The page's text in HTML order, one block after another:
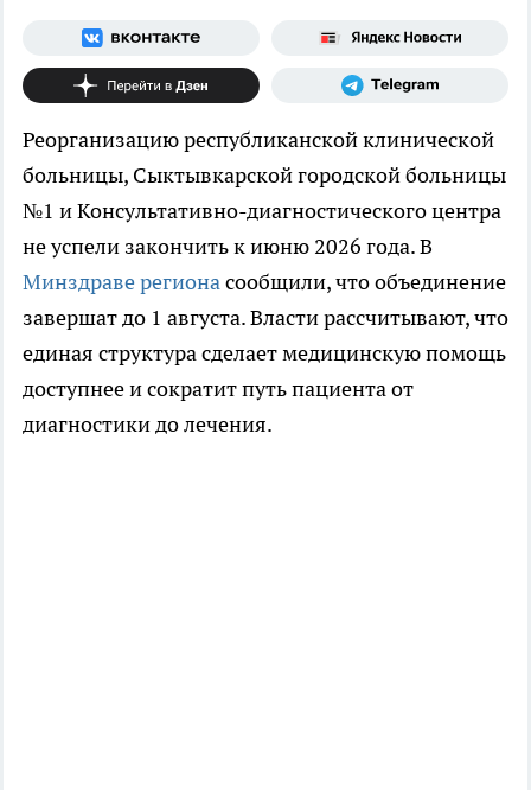
Реорганизацию республиканской клинической
больницы, Сыктывкарской городской больницы
№1 и Консультативно-диагностического центра
не успели закончить к июню 2026 года. В
Минздраве регионасообщили, что объединение
завершат до 1 августа. Власти рассчитывают, что
единая структура сделает медицинскую помощь
доступнее и сократит путь пациента от
диагностики до лечения.